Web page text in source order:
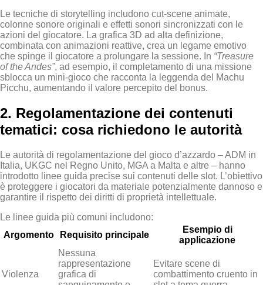
Le tecniche di storytelling includono cut‑scene animate,
colonne sonore originali e effetti sonori sincronizzati con le
azioni del giocatore. La grafica 3D ad alta definizione,
combinata con animazioni reattive, crea un legame emotivo
che spinge il giocatore a prolungare la sessione. In “Treasure
of the Andes”, ad esempio, il completamento di una missione
sblocca un mini‑gioco che racconta la leggenda del Machu
Picchu, aumentando il valore percepito del bonus.
2. Regolamentazione dei contenuti
tematici: cosa richiedono le autorità
Le autorità di regolamentazione del gioco d’azzardo – ADM in
Italia, UKGC nel Regno Unito, MGA a Malta e altre – hanno
introdotto linee guida precise sui contenuti delle slot. L’obiettivo
è proteggere i giocatori da materiale potenzialmente dannoso e
garantire il rispetto dei diritti di proprietà intellettuale.
Le linee guida più comuni includono:
Argomento
Requisito principale
Esempio di
applicazione
Violenza
Nessuna
rappresentazione
grafica di
Evitare scene di
combattimento cruento in